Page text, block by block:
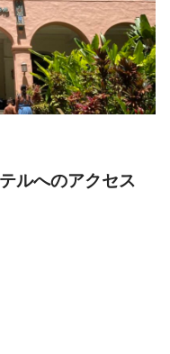
ルへのアクセス